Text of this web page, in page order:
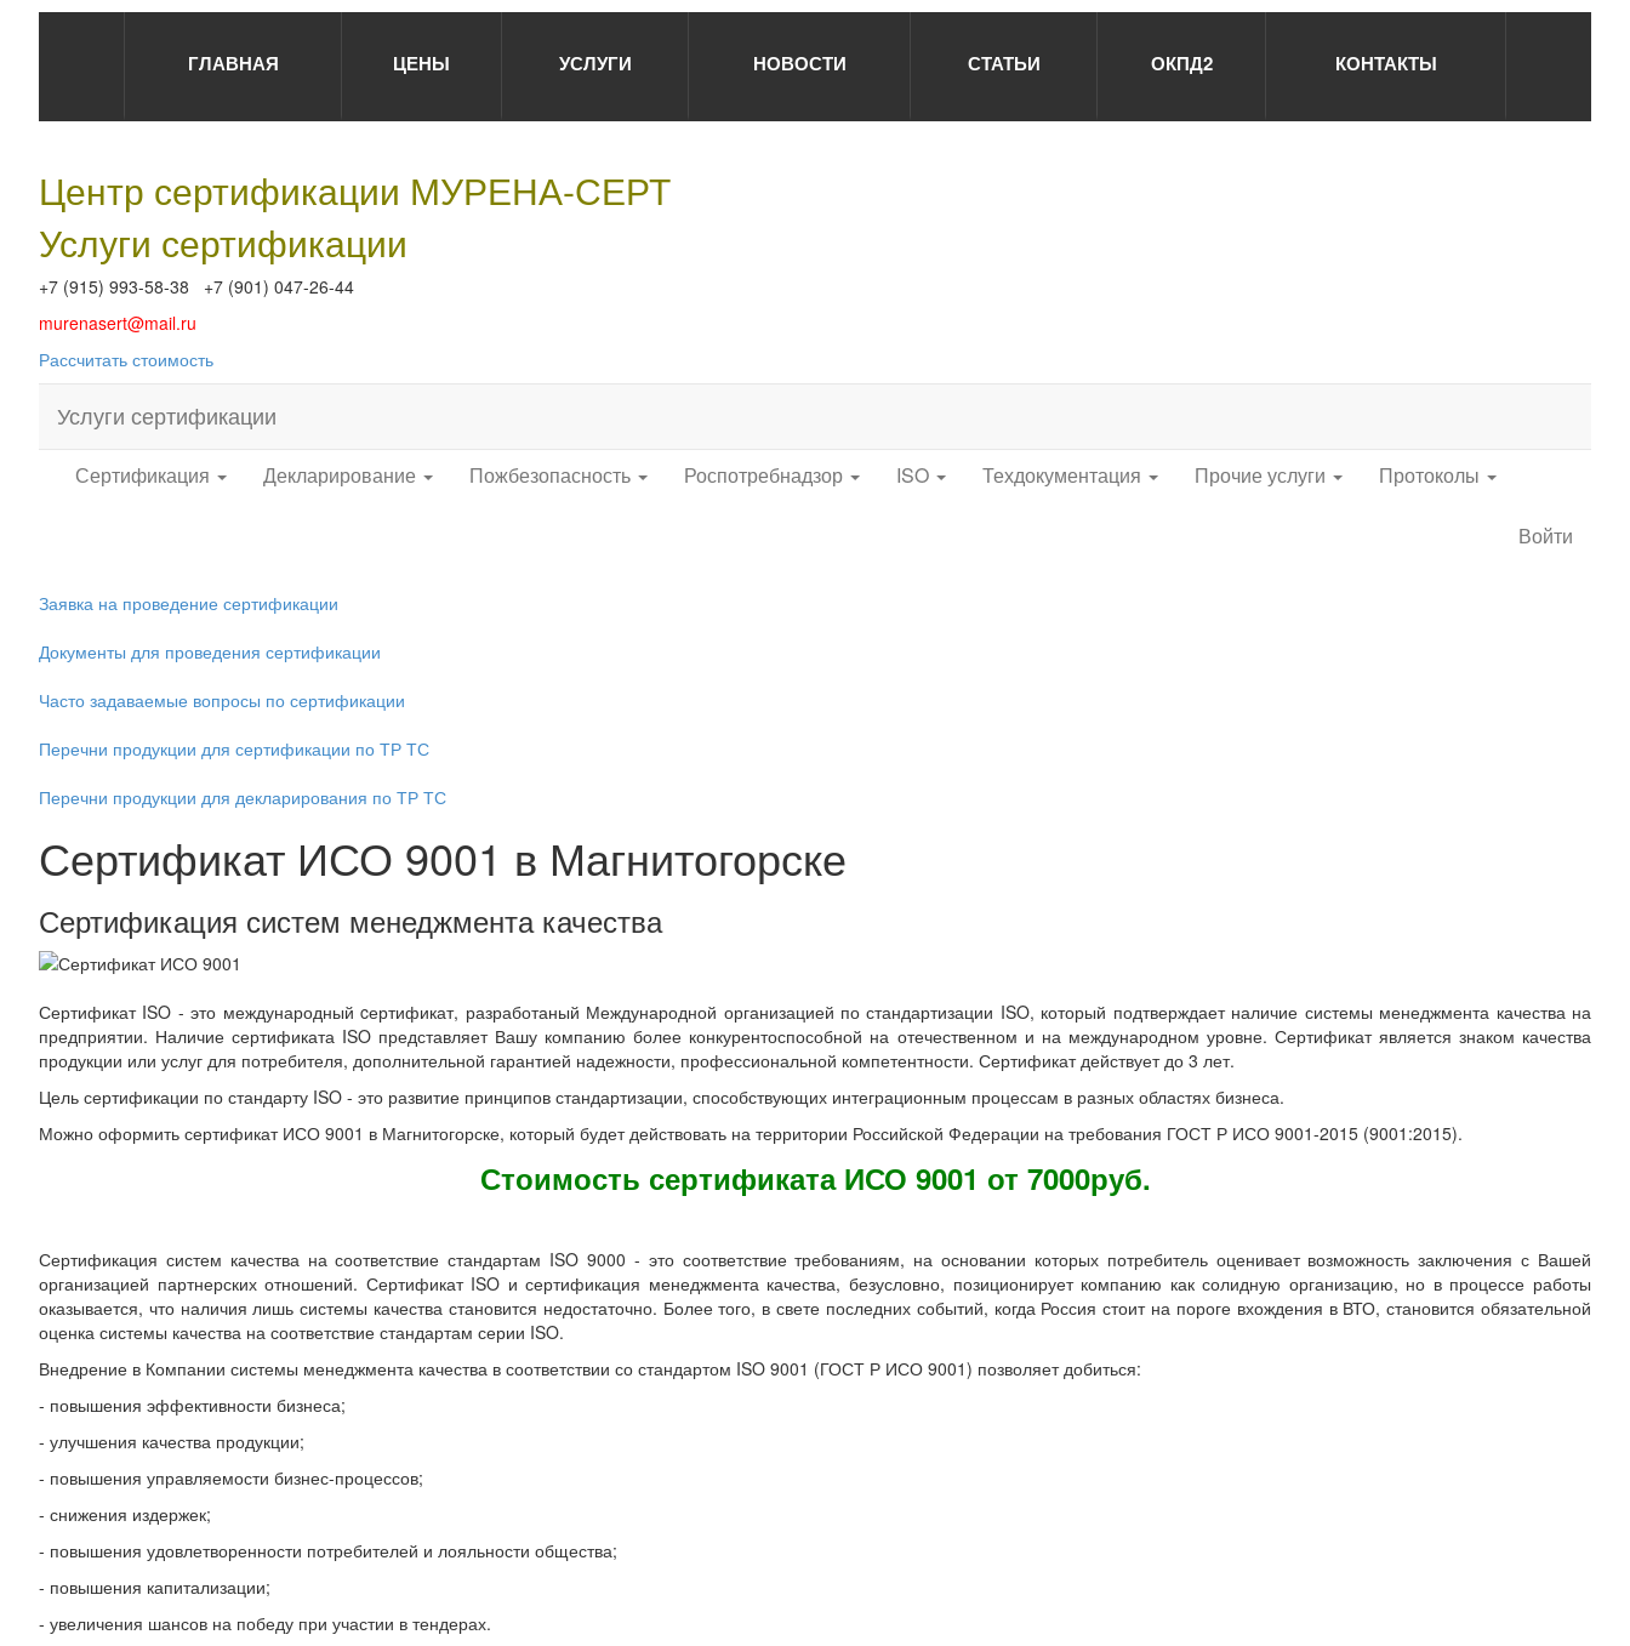
ГЛАВНАЯ ЦЕНЫ УСЛУГИ НОВОСТИ СТАТЬИ ОКПД2 КОНТАКТЫ
Центр сертификации МУРЕНА-СЕРТ
Услуги сертификации
+7 (915) 993-58-38 +7 (901) 047-26-44
murenasert@mail.ru
Рассчитать стоимость
Услуги сертификации
Сертификация Декларирование Пожбезопасность Роспотребнадзор ISO Техдокументация Прочие услуги Протоколы
Войти
Заявка на проведение сертификации
Документы для проведения сертификации
Часто задаваемые вопросы по сертификации
Перечни продукции для сертификации по ТР ТС
Перечни продукции для декларирования по ТР ТС
Сертификат ИСО 9001 в Магнитогорске
Сертификация систем менеджмента качества
Сертификат ISO - это международный cертификат, разработаный Международной организацией по стандартизации ISO, который подтверждает наличие системы менеджмента качества на
предприятии. Наличие сертификата ISO представляет Вашу компанию более конкурентоспособной на отечественном и на международном уровне. Сертификат является знаком качества
продукции или услуг для потребителя, дополнительной гарантией надежности, профессиональной компетентности. Сертификат действует до 3 лет.
Цель сертификации по стандарту ISO - это развитие принципов стандартизации, способствующих интеграционным процессам в разных областях бизнеса.
Можно оформить сертификат ИСО 9001 в Магнитогорске, который будет действовать на территории Российской Федерации на требования ГОСТ Р ИСО 9001-2015 (9001:2015).
Стоимость сертификата ИСО 9001 от 7000руб.
Сертификация систем качества на соответствие стандартам ISO 9000 - это соответствие требованиям, на основании которых потребитель оценивает возможность заключения с Вашей
организацией партнерских отношений. Сертификат ISO и сертификация менеджмента качества, безусловно, позиционирует компанию как солидную организацию, но в процессе работы
оказывается, что наличия лишь системы качества становится недостаточно. Более того, в свете последних событий, когда Россия стоит на пороге вхождения в ВТО, становится обязательной
оценка системы качества на соответствие стандартам серии ISO.
Внедрение в Компании системы менеджмента качества в соответствии со стандартом ISO 9001 (ГОСТ Р ИСО 9001) позволяет добиться:
- повышения эффективности бизнеса;
- улучшения качества продукции;
- повышения управляемости бизнес-процессов;
- снижения издержек;
- повышения удовлетворенности потребителей и лояльности общества;
- повышения капитализации;
- увеличения шансов на победу при участии в тендерах.